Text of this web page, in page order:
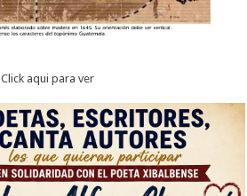
Click aqui para ver